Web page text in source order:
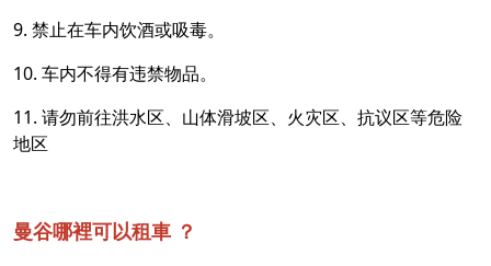
9. 禁止在车内饮酒或吸毒。
10. 车内不得有违禁物品。
11. 请勿前往洪水区、山体滑坡区、火灾区、抗议区等危险
地区
曼谷哪裡可以租車 ？